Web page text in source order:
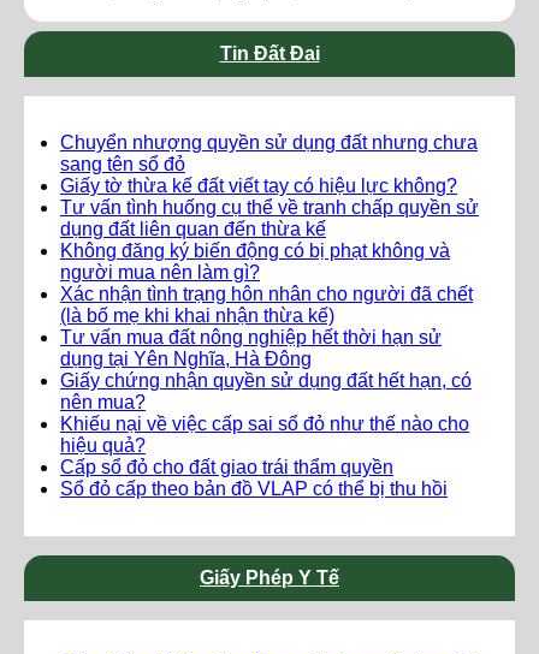
Tin Đất Đai
Chuyển nhượng quyền sử dụng đất nhưng chưa
sang tên sổ đỏ
Giấy tờ thừa kế đất viết tay có hiệu lực không?
Tư vấn tình huống cụ thể về tranh chấp quyền sử
dụng đất liên quan đến thừa kế
Không đăng ký biến động có bị phạt không và
người mua nên làm gì?
Xác nhận tình trạng hôn nhân cho người đã chết
(là bố mẹ khi khai nhận thừa kế)
Tư vấn mua đất nông nghiệp hết thời hạn sử
dụng tại Yên Nghĩa, Hà Đông
Giấy chứng nhận quyền sử dụng đất hết hạn, có
nên mua?
Khiếu nại về việc cấp sai sổ đỏ như thế nào cho
hiệu quả?
Cấp sổ đỏ cho đất giao trái thẩm quyền
Sổ đỏ cấp theo bản đồ VLAP có thể bị thu hồi
Giấy Phép Y Tế